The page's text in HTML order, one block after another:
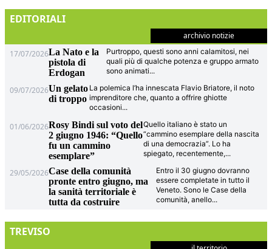
EDITORIALI
archivio notizie
17/07/2026La Nato e la
pistola di
Erdogan
Purtroppo, questi sono anni calamitosi, nei
quali più di qualche potenza e gruppo armato
sono animati...
09/07/2026Un gelato
di troppo
La polemica l’ha innescata Flavio Briatore, il noto
imprenditore che, quanto a offrire ghiotte
occasioni...
01/06/2026Rosy Bindi sul voto del
2 giugno 1946: “Quello
fu un cammino
esemplare”
Quello italiano è stato un
“cammino esemplare della nascita
di una democrazia”. Lo ha
spiegato, recentemente,...
29/05/2026Case della comunità
pronte entro giugno, ma
la sanità territoriale è
tutta da costruire
Entro il 30 giugno dovranno
essere completate in tutto il
Veneto. Sono le Case della
comunità, anello...
TREVISO